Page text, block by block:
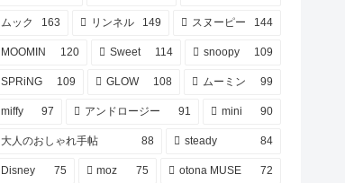
ムック 163 リンネル 149 スヌーピー 144
MOOMIN 120 Sweet 114 snoopy 109
SPRiNG 109 GLOW 108 ムーミン 99
miffy 97 アンドロージー 91 mini 90
大人のおしゃれ手帖 88 steady 84
Disney 75 moz 75 otona MUSE 72